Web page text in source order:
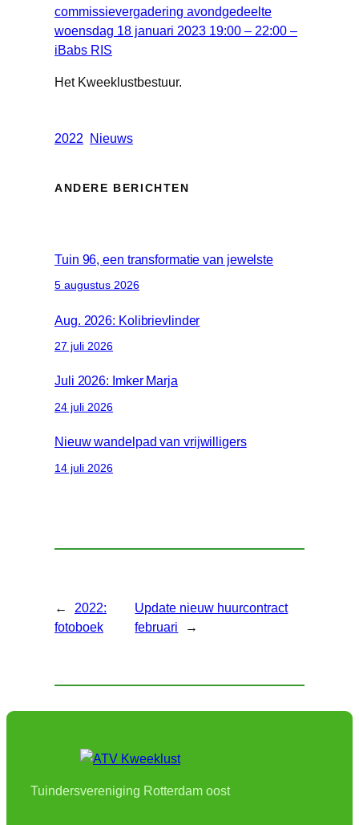
commissievergadering avondgedeelte
woensdag 18 januari 2023 19:00 – 22:00 –
iBabs RIS
Het Kweeklustbestuur.
2022 Nieuws
ANDERE BERICHTEN
Tuin 96, een transformatie van jewelste
5 augustus 2026
Aug. 2026: Kolibrievlinder
27 juli 2026
Juli 2026: Imker Marja
24 juli 2026
Nieuw wandelpad van vrijwilligers
14 juli 2026
←
2022:
fotoboek
Update nieuw huurcontract
februari
→
Tuindersvereniging Rotterdam oost